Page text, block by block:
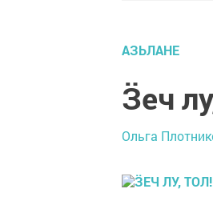
АЗЬЛАНЕ
Ӟеч
Ольга